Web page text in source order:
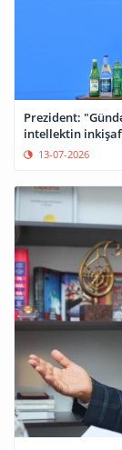
Prezident:
intellektin
13-07-2026